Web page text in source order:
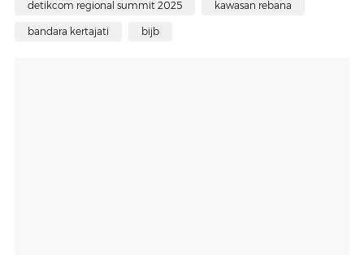
detikcom regional summit 2025 kawasan rebana
bandara kertajati bijb